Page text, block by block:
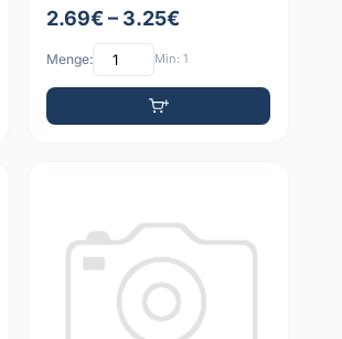
2.69€ – 3.25€
Menge: Min: 1